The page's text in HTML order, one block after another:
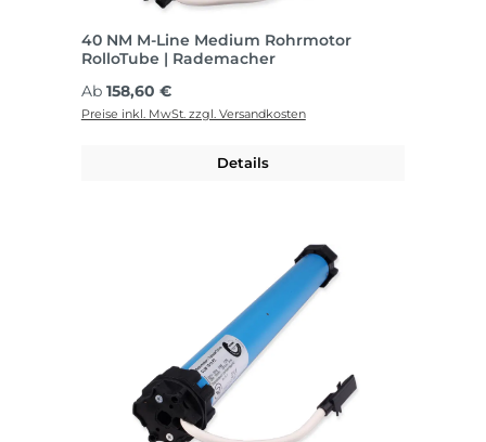
40 NM M-Line Medium Rohrmotor
RolloTube | Rademacher
Regulärer Preis:
Ab 158,60 €
Preise inkl. MwSt. zzgl. Versandkosten
Details